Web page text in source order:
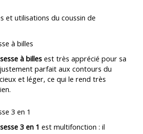
et utilisations du coussin de
à billes
à billes est très apprécié pour sa
parfait aux contours du
et léger, ce qui le rend très
3 en 1
3 en 1 est multifonction : il